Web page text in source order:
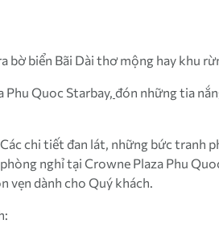
bờ biển Bãi Dài thơ mộng hay khu
Phu Quoc Starbay, đón những tia
chi tiết đan lát, những bức tranh
nghỉ tại Crowne Plaza Phu
vẹn dành cho Quý khách.